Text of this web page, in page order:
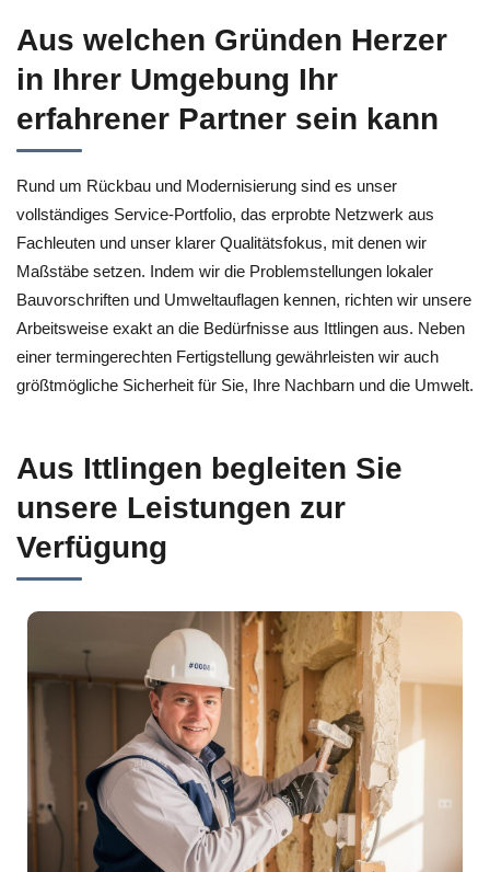
Aus welchen Gründen Herzer
in Ihrer Umgebung Ihr
erfahrener Partner sein kann
Rund um Rückbau und Modernisierung sind es unser
vollständiges Service-Portfolio, das erprobte Netzwerk aus
Fachleuten und unser klarer Qualitätsfokus, mit denen wir
Maßstäbe setzen. Indem wir die Problemstellungen lokaler
Bauvorschriften und Umweltauflagen kennen, richten wir unsere
Arbeitsweise exakt an die Bedürfnisse aus Ittlingen aus. Neben
einer termingerechten Fertigstellung gewährleisten wir auch
größtmögliche Sicherheit für Sie, Ihre Nachbarn und die Umwelt.
Aus Ittlingen begleiten Sie
unsere Leistungen zur
Verfügung